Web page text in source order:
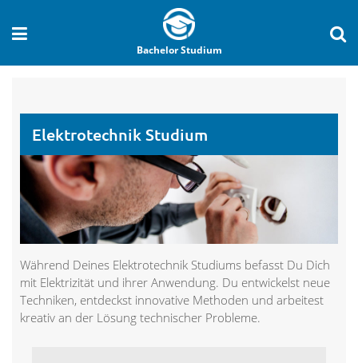
Bachelor Studium
Elektrotechnik Studium
Während Deines Elektrotechnik Studiums befasst Du Dich
mit Elektrizität und ihrer Anwendung. Du entwickelst neue
Techniken, entdeckst innovative Methoden und arbeitest
kreativ an der Lösung technischer Probleme.